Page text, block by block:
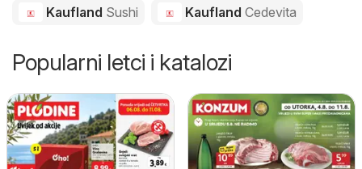
Kaufland Sushi Kaufland Cedevita
Popularni letci i katalozi